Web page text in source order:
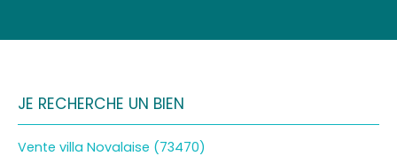
JE RECHERCHE UN BIEN
Vente villa Novalaise (73470)